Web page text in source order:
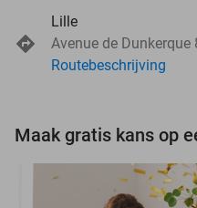
Lille
Avenue de Dunkerque
Routebeschrijving